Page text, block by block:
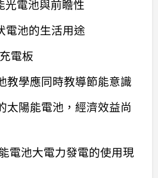
電池與前瞻性
電池的生活用途
電板
教學應同時教導節能意識
陽能電池，經濟效益尚
電池大電力發電的使用現